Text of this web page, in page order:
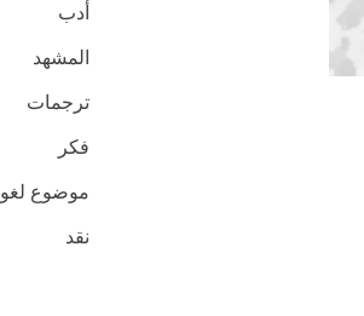
أدب
المشهد
ترجمات
فكر
موضوع لغو
نقد